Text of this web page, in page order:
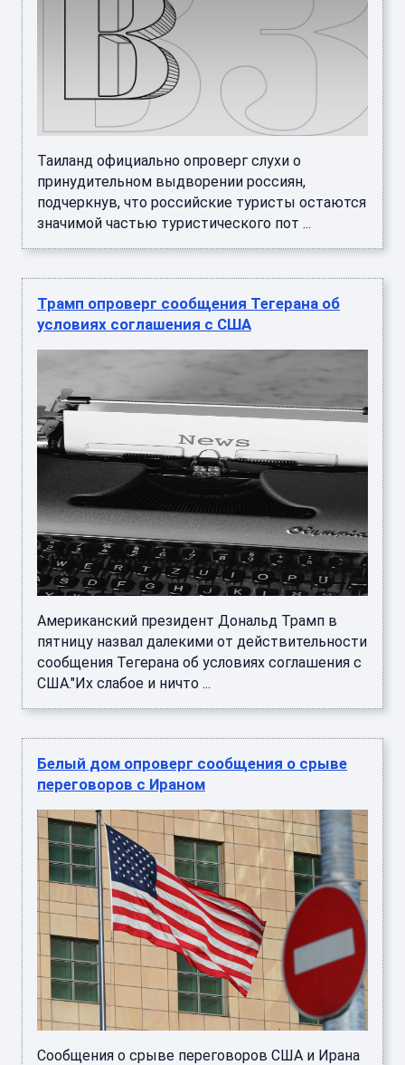
Таиланд официально опроверг слухи о
принудительном выдворении россиян,
подчеркнув, что российские туристы остаются
значимой частью туристического пот ...
Трамп опроверг сообщения Тегерана об
условиях соглашения с США
Американский президент Дональд Трамп в
пятницу назвал далекими от действительности
сообщения Тегерана об условиях соглашения с
США."Их слабое и ничто ...
Белый дом опроверг сообщения о срыве
переговоров с Ираном
Сообщения о срыве переговоров США и Ирана